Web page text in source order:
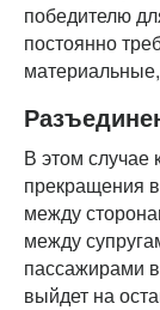
победителю
постоянно
В этом случае
прекращения
между
между
пассажирами
выйдет на